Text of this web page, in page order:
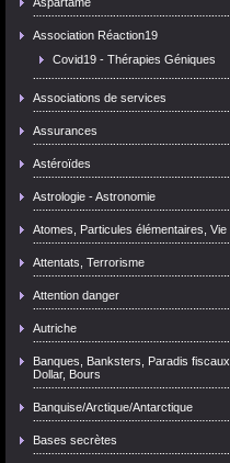
Association Réaction19
Covid19 - Thérapies Géniques
Associations de services
Assurances
Astéroïdes
Astrologie - Astronomie
Atomes, Particules élémentaires, Vie
Attentats, Terrorisme
Attention danger
Autriche
Banques, Banksters, Paradis fiscaux,
Dollar, Bours
Banquise/Arctique/Antarctique
Bases secrètes